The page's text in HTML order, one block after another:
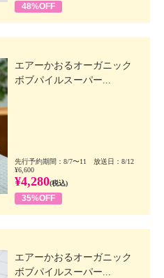
48%OFF
エアーかおるオーガニック
ボブパイルスーパー...
先行予約期間：8/7〜11 放送日：8/12
¥6,600
¥4,280(税込)
35%OFF
エアーかおるオーガニック
ボブパイルスーパー...